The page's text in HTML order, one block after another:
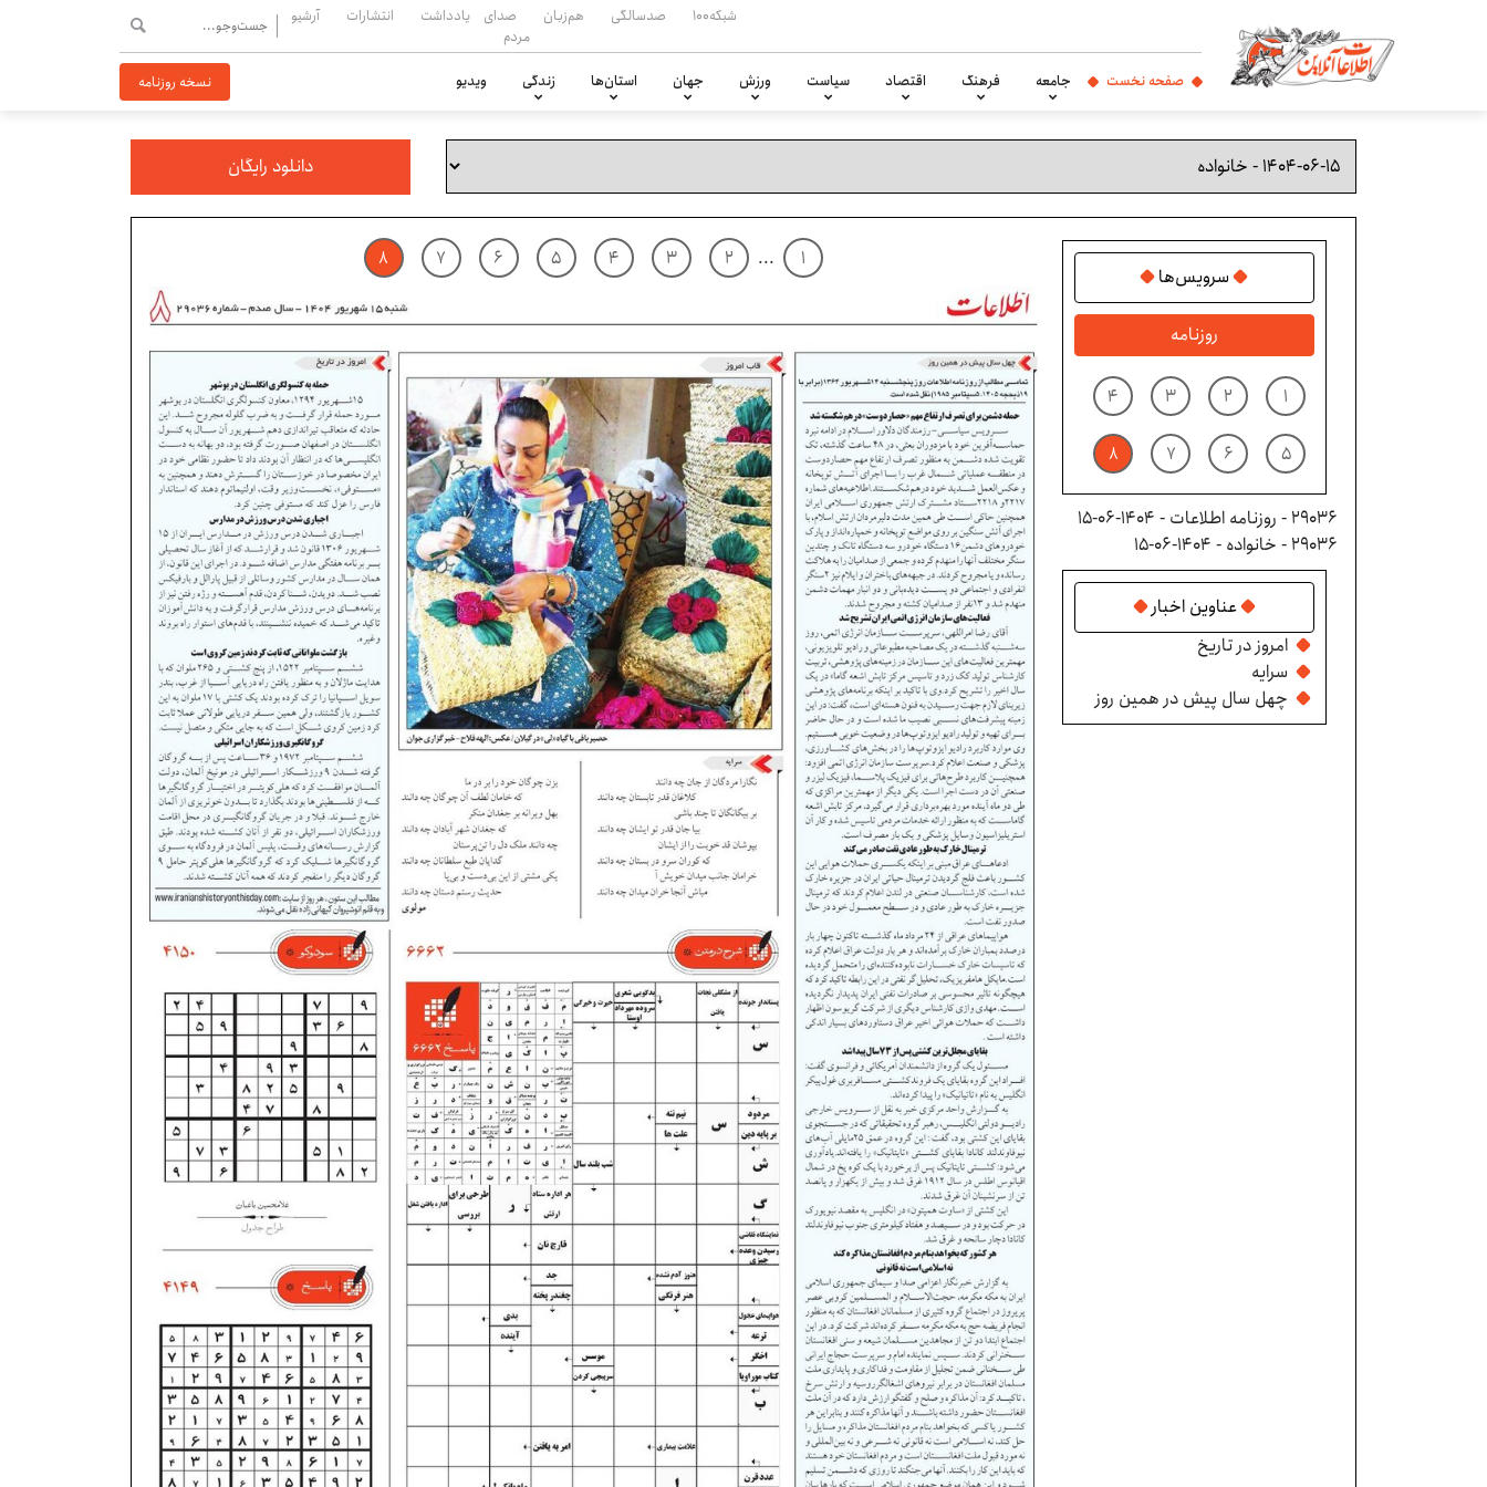
شبکه۱۰۰ صدسالگی هم‌زبان
صدای
مردم
یادداشت انتشارات آرشیو
صفحه نخست جامعه فرهنگ اقتصاد سیاست ورزش جهان استان‌ها زندگی ویدیو نسخه روزنامه
دانلود رایگان
سرویس‌ها
روزنامه
۱ ۲ ۳ ۴
۵ ۶ ۷ ۸
29036 - روزنامه اطلاعات - ۱۴۰۴-۰۶-۱۵
29036 - خانواده - ۱۴۰۴-۰۶-۱۵
عناوین اخبار
امروز در تاریخ
سرایه
چهل سال پیش در همین روز
۱ ... ۲ ۳ ۴ ۵ ۶ ۷ ۸